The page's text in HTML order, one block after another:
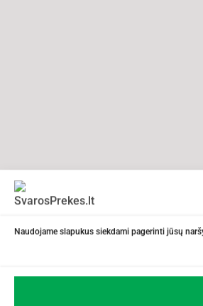
Naudojame slapukus siekdami pagerinti jūsų